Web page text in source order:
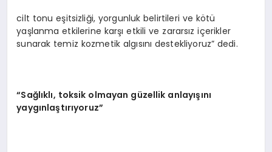
cilt tonu eşitsizliği, yorgunluk belirtileri ve kötü
yaşlanma etkilerine karşı etkili ve zararsız içerikler
sunarak temiz kozmetik algısını destekliyoruz” dedi.
“Sağlıklı, toksik olmayan güzellik anlayışını
yaygınlaştırıyoruz”